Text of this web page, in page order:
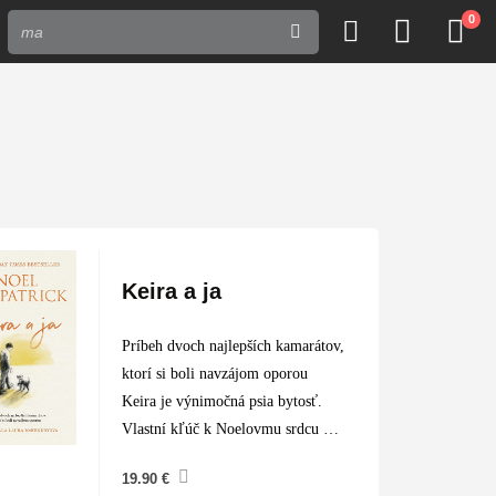
0
Keira a ja
Príbeh dvoch najlepších kamarátov,
ktorí si boli navzájom oporou
Keira je výnimočná psia bytosť.
Vlastní kľúč k Noelovmu srdcu od
Je to preto, lebo…
19.90€